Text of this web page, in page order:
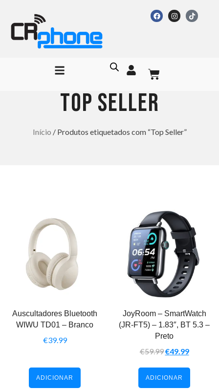
Top Seller
Início / Produtos etiquetados com “Top Seller”
Auscultadores Bluetooth
WIWU TD01 – Branco
€39.99
ADICIONAR
JoyRoom – SmartWatch
(JR-FT5) – 1.83″, BT 5.3 –
Preto
€59.99€49.99
ADICIONAR